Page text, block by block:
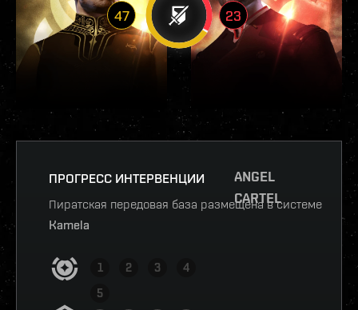
47 23
ПРОГРЕСС ИНТЕРВЕНЦИИ
Пиратская передовая база размещена в системе
Kamela
1 2 3
4
5
ANGEL
CARTEL